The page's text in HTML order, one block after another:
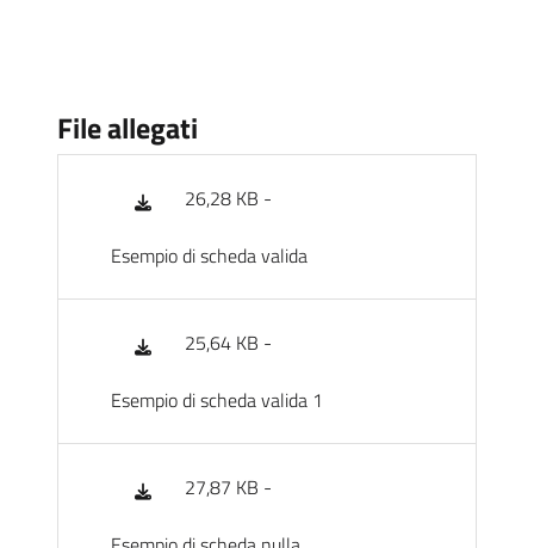
File allegati
26,28 KB -
Esempio di scheda valida
25,64 KB -
Esempio di scheda valida 1
27,87 KB -